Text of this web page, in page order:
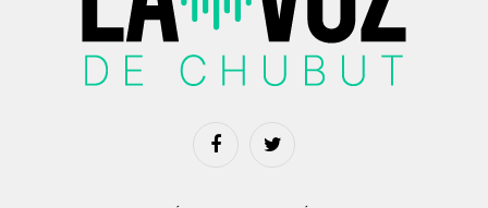
FacebookTwitter